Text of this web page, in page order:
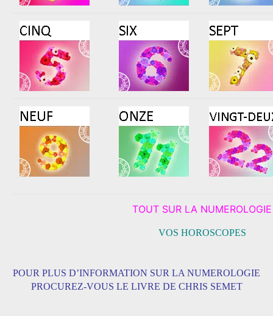
TOUT SUR LA NUMEROLOGIE
VOS HOROSCOPES
POUR PLUS D’INFORMATION SUR LA NUMEROLOGIE
PROCUREZ-VOUS LE LIVRE DE CHRIS SEMET